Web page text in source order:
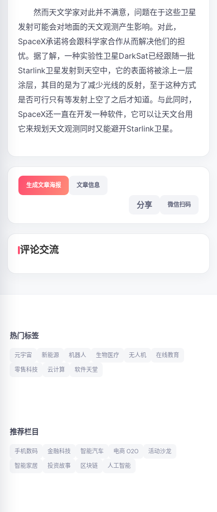
然而天文学家对此并不满意，问题在于这些卫星
发射可能会对地面的天文观测产生影响。对此，
SpaceX承诺将会跟科学家合作从而解决他们的担
忧。据了解，一种实验性卫星DarkSat已经跟随一批
Starlink卫星发射到天空中，它的表面将被涂上一层
涂层，其目的是为了减少光线的反射，至于这种方式
是否可行只有等发射上空了之后才知道。与此同时，
SpaceX还一直在开发一种软件，它可以让天文台用
它来规划天文观测同时又能避开Starlink卫星。
生成文章海报 文章信息
分享 微信扫码
评论交流
热门标签
元宇宙 新能源 机器人 生物医疗 无人机
在线教育
零售科技
云计算 软件天堂
推荐栏目
手机数码 金融科技 智能汽车 电商 O2O
活动沙龙
智能家居
投资故事 区块链 人工智能